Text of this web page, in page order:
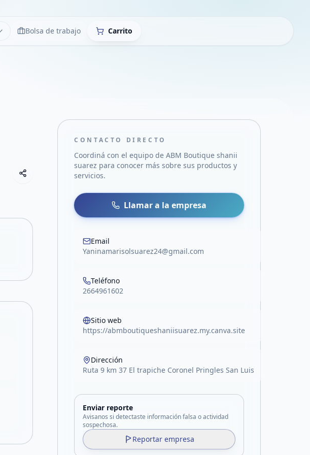
LimpiarBolsa de trabajo Carrito
Compartir empresa
Compartir por WhatsApp
Compartir por mail
Compartir en Facebook
CONTACTO DIRECTO
Coordiná con el equipo deABM Boutique shanii
suarez para conocer más sobre sus productos y
servicios.
Llamar a la empresa
Email
Yaninamarisolsuarez24@gmail.com
Teléfono
2664961602
Sitio web
https://abmboutiqueshaniisuarez.my.canva.site
Dirección
Ruta 9 km 37 El trapiche Coronel Pringles San Luis
Enviar reporte
Avisanos si detectaste información falsa o actividad
sospechosa.
Reportar empresa